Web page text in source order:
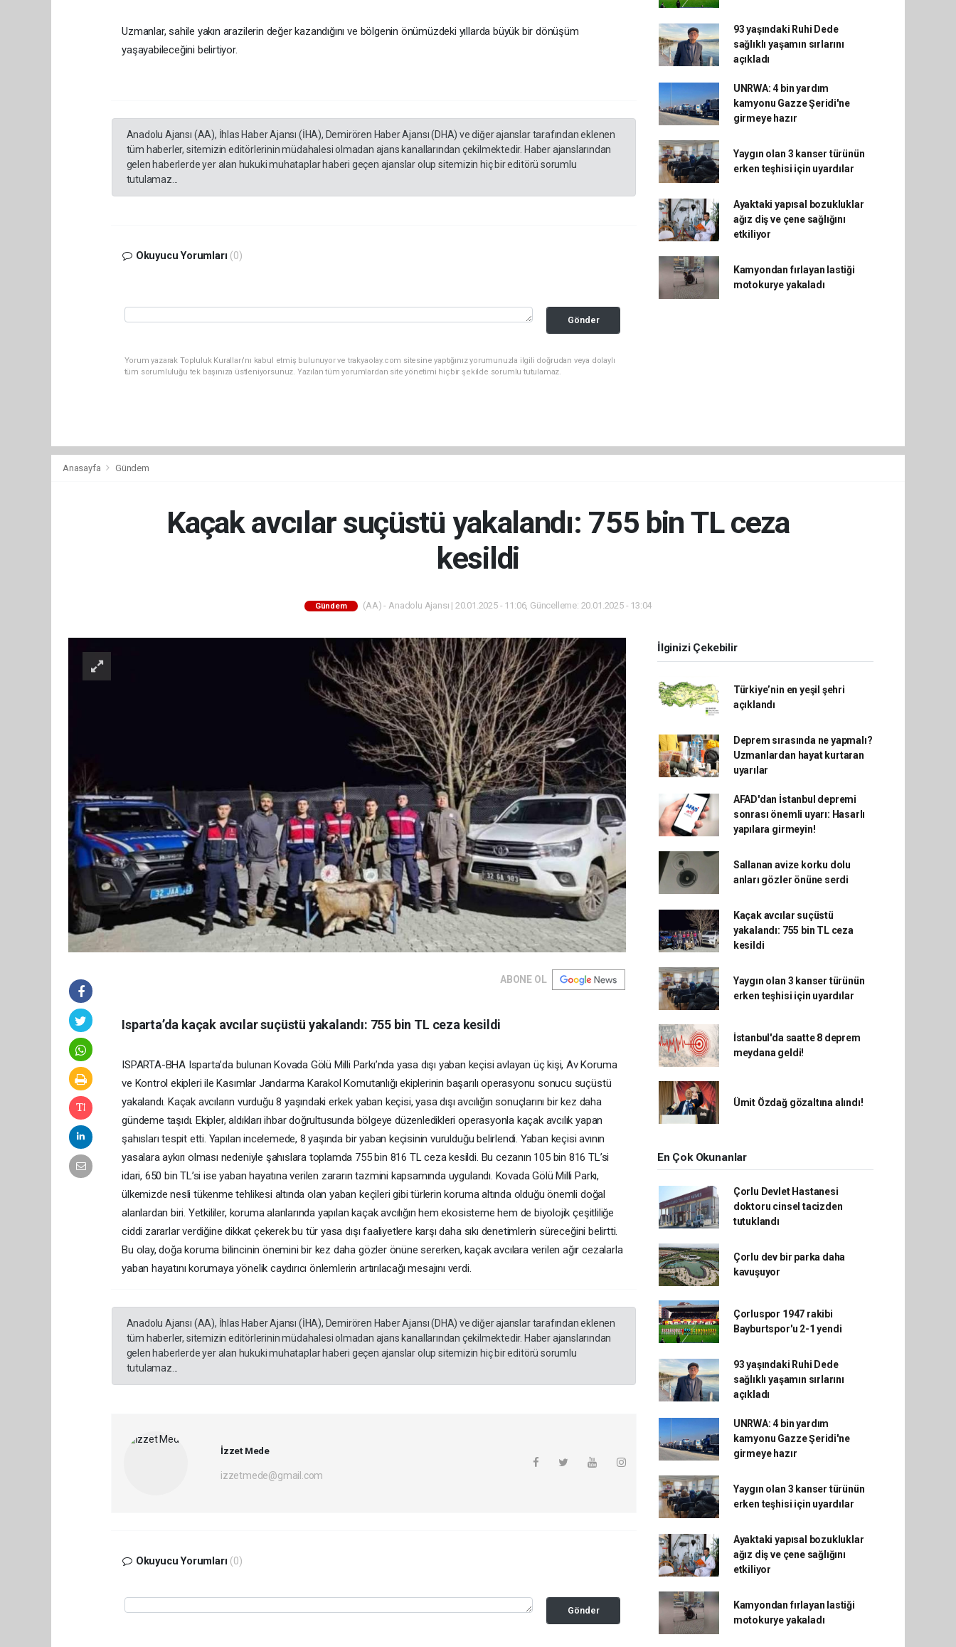
Uzmanlar, sahile yakın arazilerin değer kazandığını ve bölgenin önümüzdeki yıllarda büyük bir dönüşüm
yaşayabileceğini belirtiyor.
Anadolu Ajansı (AA), İhlas Haber Ajansı (İHA), Demirören Haber Ajansı (DHA) ve diğer ajanslar tarafından eklenen
tüm haberler, sitemizin editörlerinin müdahalesi olmadan ajans kanallarından çekilmektedir. Haber ajanslarından
gelen haberlerde yer alan hukuki muhataplar haberi geçen ajanslar olup sitemizin hiç bir editörü sorumlu
tutulamaz...
Okuyucu Yorumları (0)
Gönder
Yorum yazarak Topluluk Kuralları’nı kabul etmiş bulunuyor ve trakyaolay.com sitesine yaptığınız yorumunuzla ilgili doğrudan veya dolaylı
tüm sorumluluğu tek başınıza üstleniyorsunuz. Yazılan tüm yorumlardan site yönetimi hiçbir şekilde sorumlu tutulamaz.
93 yaşındaki Ruhi Dede
sağlıklı yaşamın sırlarını
açıkladı
UNRWA: 4 bin yardım
kamyonu Gazze Şeridi'ne
girmeye hazır
Yaygın olan 3 kanser türünün
erken teşhisi için uyardılar
Ayaktaki yapısal bozukluklar
ağız diş ve çene sağlığını
etkiliyor
Kamyondan fırlayan lastiği
motokurye yakaladı
Anasayfa Gündem
Kaçak avcılar suçüstü yakalandı: 755 bin TL ceza
kesildi
Gündem (AA) - Anadolu Ajansı | 20.01.2025 - 11:06, Güncelleme: 20.01.2025 - 13:04
ABONE OL
Isparta’da kaçak avcılar suçüstü yakalandı: 755 bin TL ceza kesildi
ISPARTA-BHA Isparta’da bulunan Kovada Gölü Milli Parkı’nda yasa dışı yaban keçisi avlayan üç kişi, Av Koruma
ve Kontrol ekipleri ile Kasımlar Jandarma Karakol Komutanlığı ekiplerinin başarılı operasyonu sonucu suçüstü
yakalandı. Kaçak avcıların vurduğu 8 yaşındaki erkek yaban keçisi, yasa dışı avcılığın sonuçlarını bir kez daha
gündeme taşıdı. Ekipler, aldıkları ihbar doğrultusunda bölgeye düzenledikleri operasyonla kaçak avcılık yapan
şahısları tespit etti. Yapılan incelemede, 8 yaşında bir yaban keçisinin vurulduğu belirlendi. Yaban keçisi avının
yasalara aykırı olması nedeniyle şahıslara toplamda 755 bin 816 TL ceza kesildi. Bu cezanın 105 bin 816 TL’si
idari, 650 bin TL’si ise yaban hayatına verilen zararın tazmini kapsamında uygulandı. Kovada Gölü Milli Parkı,
ülkemizde nesli tükenme tehlikesi altında olan yaban keçileri gibi türlerin koruma altında olduğu önemli doğal
alanlardan biri. Yetkililer, koruma alanlarında yapılan kaçak avcılığın hem ekosisteme hem de biyolojik çeşitliliğe
ciddi zararlar verdiğine dikkat çekerek bu tür yasa dışı faaliyetlere karşı daha sıkı denetimlerin süreceğini belirtti.
Bu olay, doğa koruma bilincinin önemini bir kez daha gözler önüne sererken, kaçak avcılara verilen ağır cezalarla
yaban hayatını korumaya yönelik caydırıcı önlemlerin artırılacağı mesajını verdi.
Anadolu Ajansı (AA), İhlas Haber Ajansı (İHA), Demirören Haber Ajansı (DHA) ve diğer ajanslar tarafından eklenen
tüm haberler, sitemizin editörlerinin müdahalesi olmadan ajans kanallarından çekilmektedir. Haber ajanslarından
gelen haberlerde yer alan hukuki muhataplar haberi geçen ajanslar olup sitemizin hiç bir editörü sorumlu
tutulamaz...
İzzet Mede
izzetmede@gmail.com
Okuyucu Yorumları (0)
Gönder
İlginizi Çekebilir
Türkiye’nin en yeşil şehri
açıklandı
Deprem sırasında ne yapmalı?
Uzmanlardan hayat kurtaran
uyarılar
AFAD'dan İstanbul depremi
sonrası önemli uyarı: Hasarlı
yapılara girmeyin!
Sallanan avize korku dolu
anları gözler önüne serdi
Kaçak avcılar suçüstü
yakalandı: 755 bin TL ceza
kesildi
Yaygın olan 3 kanser türünün
erken teşhisi için uyardılar
İstanbul'da saatte 8 deprem
meydana geldi!
Ümit Özdağ gözaltına alındı!
En Çok Okunanlar
Çorlu Devlet Hastanesi
doktoru cinsel tacizden
tutuklandı
Çorlu dev bir parka daha
kavuşuyor
Çorluspor 1947 rakibi
Bayburtspor'u 2-1 yendi
93 yaşındaki Ruhi Dede
sağlıklı yaşamın sırlarını
açıkladı
UNRWA: 4 bin yardım
kamyonu Gazze Şeridi'ne
girmeye hazır
Yaygın olan 3 kanser türünün
erken teşhisi için uyardılar
Ayaktaki yapısal bozukluklar
ağız diş ve çene sağlığını
etkiliyor
Kamyondan fırlayan lastiği
motokurye yakaladı